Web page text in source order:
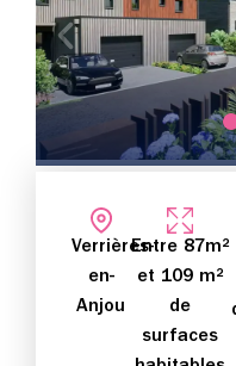
Verrières-
en-
Anjou
Entre 87m²
et 109 m²
de
surfaces